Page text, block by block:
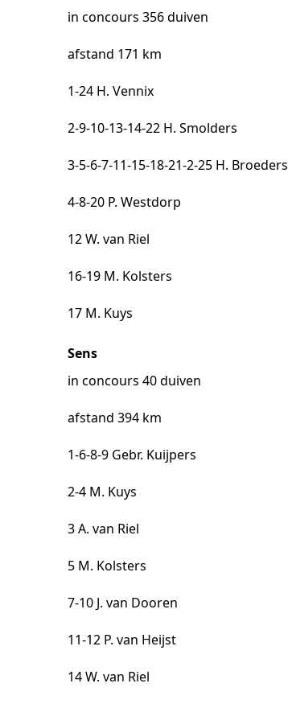
in concours 356 duiven
afstand 171 km
1-24 H. Vennix
2-9-10-13-14-22 H. Smolders
3-5-6-7-11-15-18-21-2-25 H. Broeders
4-8-20 P. Westdorp
12 W. van Riel
16-19 M. Kolsters
17 M. Kuys
Sens
in concours 40 duiven
afstand 394 km
1-6-8-9 Gebr. Kuijpers
2-4 M. Kuys
3 A. van Riel
5 M. Kolsters
7-10 J. van Dooren
11-12 P. van Heijst
14 W. van Riel